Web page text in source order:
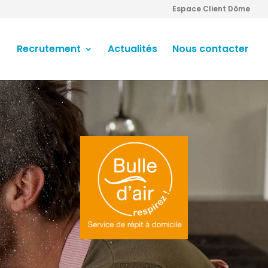
Espace Client Dôme
Recrutement Actualités Nous contacter